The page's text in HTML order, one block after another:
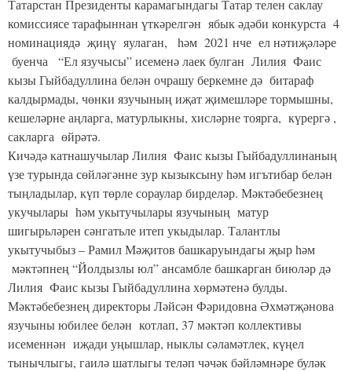
Татарстан Президенты карамагындагы Татар телен саклау
комиссиясе тарафыннан үткәрелгән ябык әдәби конкурста 4
номинациядә җиңү яулаган, һәм 2021 нче ел нәтиҗәләре
буенча “Ел язучысы” исеменә лаек булган Лилия Фаис
кызы Гыйбадуллина белән очрашу беркемне дә битараф
калдырмады, чөнки язучының иҗат җимешләре тормышны,
кешеләрне аңларга, матурлыкны, хисләрне тоярга, күрергә ,
сакларга өйрәтә.
Кичәдә катнашучылар Лилия Фаис кызы Гыйбадуллинаның
үзе турында сөйләгәнне зур кызыксыну һәм игътибар белән
тыңладылар, күп төрле сораулар бирделәр. Мәктәбебезнең
укучылары һәм укытучылары язучының матур
шигырьләрен сәнгатьле итеп укыдылар. Талантлы
укытучыбыз – Рамил Мәҗитов башкаруындагы җыр һәм
мәктәпнең “Йолдызлы юл” ансамбле башкарган биюләр дә
Лилия Фаис кызы Гыйбадуллина хөрмәтенә булды.
Мәктәбебезнең директоры Ләйсән Фәридовна Әхмәтҗәнова
язучыны юбилее белән котлап, 37 мәктәп коллективы
исеменнән иҗади уңышлар, ныклы сәламәтлек, күңел
тынычлыгы, гаилә шатлыгы теләп чәчәк бәйләмнәре буләк